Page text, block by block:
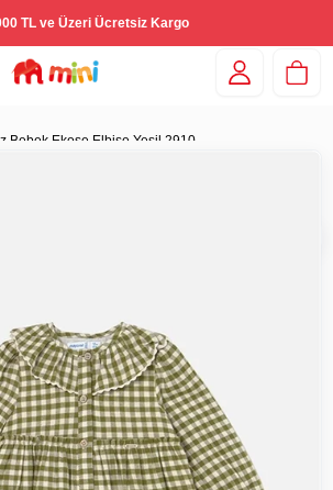
TL ve Üzeri Ücretsiz Kargo
Bebek Ekose Elbise Yeşil 2910